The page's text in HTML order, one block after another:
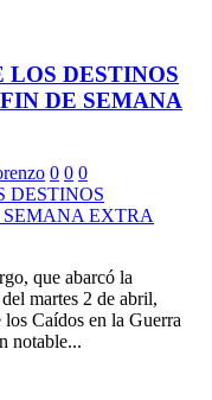
LOS DESTINOS
DE SEMANA
0 0 0
que abarcó la
martes 2 de abril,
Caídos en la Guerra
notable...